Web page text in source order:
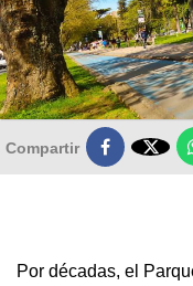
Compartir
Por décadas, el